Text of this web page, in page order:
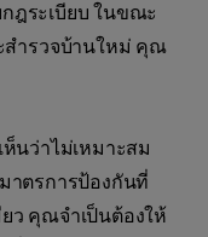
ฎระเบียบ ในขณะ
สำรวจบ้านใหม่ คุณ
นว่าไม่เหมาะสม
าตรการป้องกันที่
ว คุณจำเป็นต้องให้